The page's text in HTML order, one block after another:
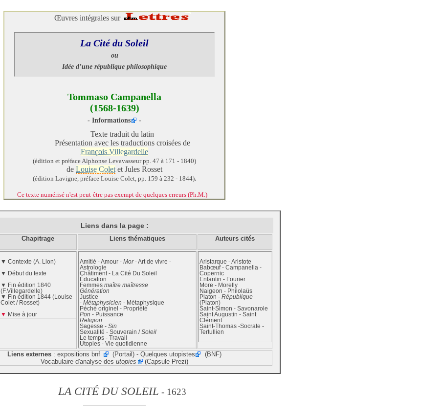
Œuvres intégrales sur
La Cité du Soleil
ou
Idée d’une république philosophique
Tommaso Campanella
(1568-1639)
- Informations -
Texte traduit du latin
Présentation avec les traductions croisées de
François Villegardelle
(édition et préface Alphonse Levavasseur pp. 47 à 171 - 1840)
de Louise Colet et Jules Rosset
(édition Lavigne, préface Louise Colet, pp. 159 à 232 - 1844).
Ce texte numérisé n'est peut-être pas exempt de quelques erreurs (Ph.M.)
Liens dans la page :
Chapitrage Liens thématiques Auteurs cités
▼ Contexte (A. Lion)
▼ Début du texte
▼ Fin édition 1840
(F.Villegardelle)
▼ Fin édition 1844 (Louise
Colet / Rosset)
▼ Mise à jour
Amitié -Amour -Mor-Art de vivre -
Astrologie
Châtiment -
La Cité Du Soleil
Éducation
Femmesmaître maîtresse
Génération
Justice
-Métaphysicien - Métaphysique
Péché originel - Propriété
Pon - Puissance
Religion
Sagesse -Sin
Sexualité -Souverain /Soleil
Le temps -Travail
Utopies -Vie quotidienne
Aristarque -Aristote
Babœuf-Campanella -
Copernic
Enfantin - Fourier
More - Morelly
Naigeon - Philolaüs
Platon -République
(Platon)
Saint-Simon -Savonarole
Saint Augustin -Saint
Clément
Saint-Thomas -Socrate -
Tertullien
Liens externes: expositions bnf (Portail) - Quelques utopistes
(BNF)
Vocabulaire d'analyse desutopies (Capsule Prezi)
LA CITÉ DU SOLEIL - 1623